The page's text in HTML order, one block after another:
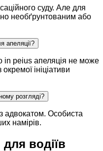
суду. Але для
необґрунтованим або
апеляції?
in peius апеляція не може
ініціативи
розгляді?
адвокатом. Особиста
намірів.
водіїв